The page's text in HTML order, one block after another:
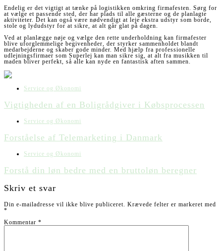
Endelig er det vigtigt at tænke på logistikken omkring firmafesten. Sørg for
at vælge et passende sted, der har plads til alle gæsterne og de planlagte
aktiviteter. Det kan også være nødvendigt at leje ekstra udstyr som borde,
stole og lydudstyr for at sikre, at alt går glat på dagen.
Ved at planlægge nøje og vælge den rette underholdning kan firmafester
blive uforglemmelige begivenheder, der styrker sammenholdet blandt
medarbejderne og skaber gode minder. Med hjælp fra professionelle
udlejningsfirmaer som Superlej kan man sikre sig, at alt fra musikken til
maden bliver perfekt, så alle kan nyde en fantastisk aften sammen.
Service og Økonomi
Vigtigheden af en Boligrådgiver i Købsprocessen
Service og Økonomi
Forståelse af Telemarketing i Danmark
Service og Økonomi
Forstå din løn bedre med en bruttoløn beregner
Skriv et svar
Din e-mailadresse vil ikke blive publiceret. Krævede felter er markeret med
*
Kommentar *